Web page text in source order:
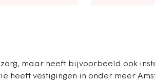
maar heeft bijvoorbeeld ook
heeft vestigingen in onder meer